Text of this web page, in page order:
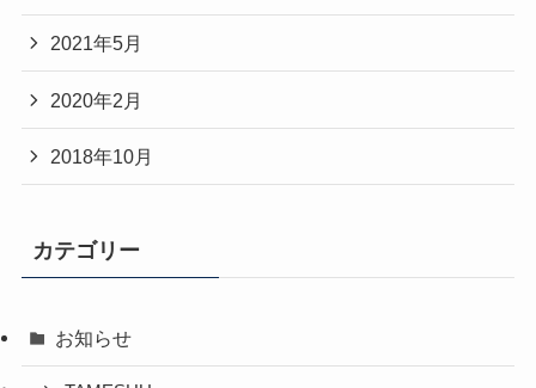
2021年5月
2020年2月
2018年10月
カテゴリー
お知らせ